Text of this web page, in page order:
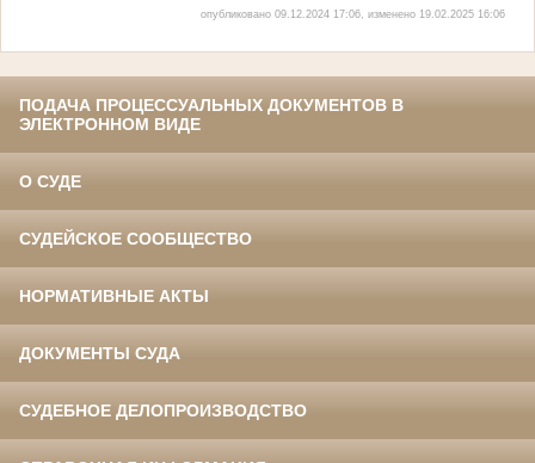
опубликовано 09.12.2024 17:06, изменено 19.02.2025 16:06
ПОДАЧА ПРОЦЕССУАЛЬНЫХ ДОКУМЕНТОВ В
ЭЛЕКТРОННОМ ВИДЕ
О СУДЕ
СУДЕЙСКОЕ СООБЩЕСТВО
НОРМАТИВНЫЕ АКТЫ
ДОКУМЕНТЫ СУДА
СУДЕБНОЕ ДЕЛОПРОИЗВОДСТВО